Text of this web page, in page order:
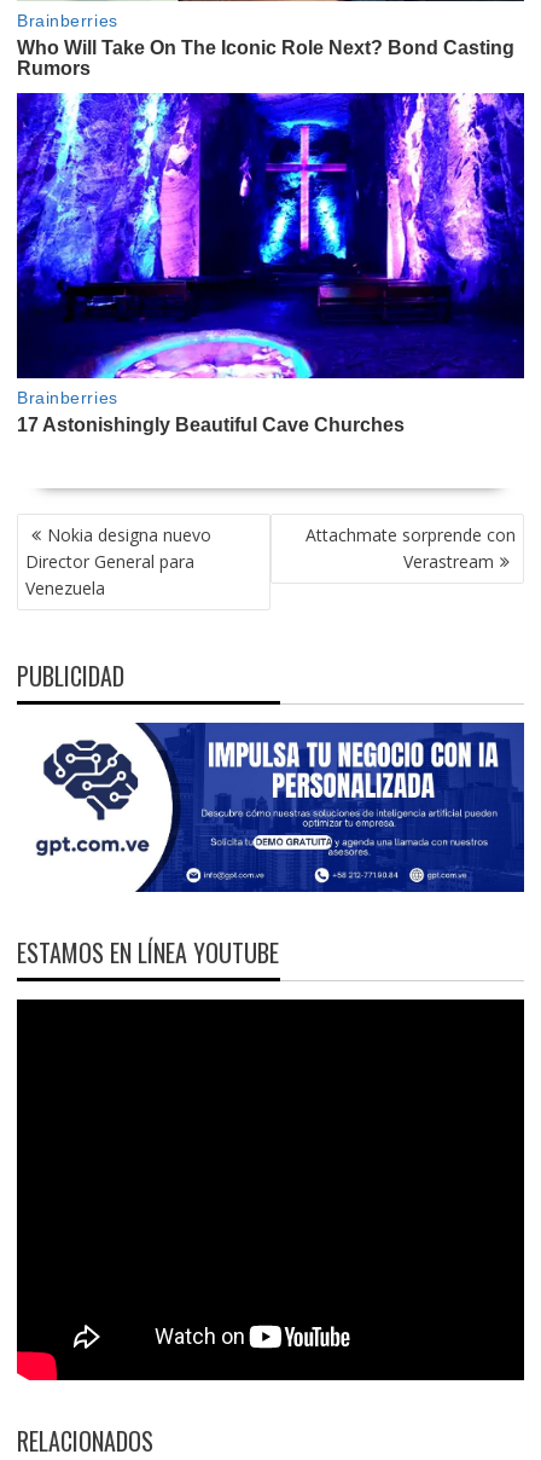
NAVEGACIÓN
DE
ENTRADAS
Nokia designa nuevo
Director General para
Venezuela
Attachmate sorprende con
Verastream
PUBLICIDAD
ESTAMOS EN LÍNEA YOUTUBE
RELACIONADOS